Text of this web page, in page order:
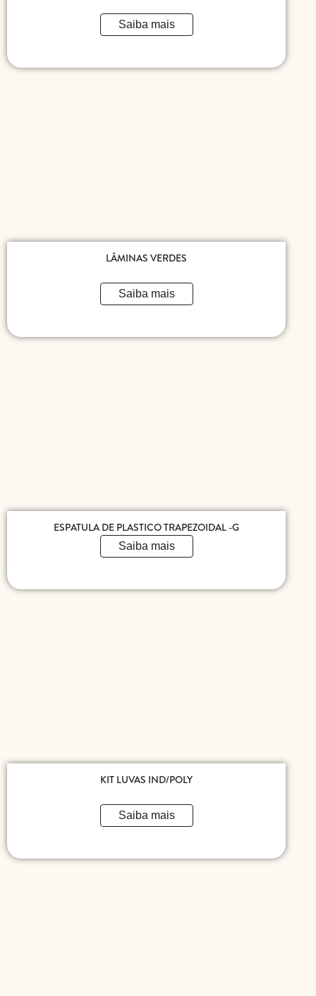
Saiba mais
LÂMINAS VERDES
Saiba mais
ESPATULA DE PLASTICO TRAPEZOIDAL -G
Saiba mais
KIT LUVAS IND/POLY
Saiba mais